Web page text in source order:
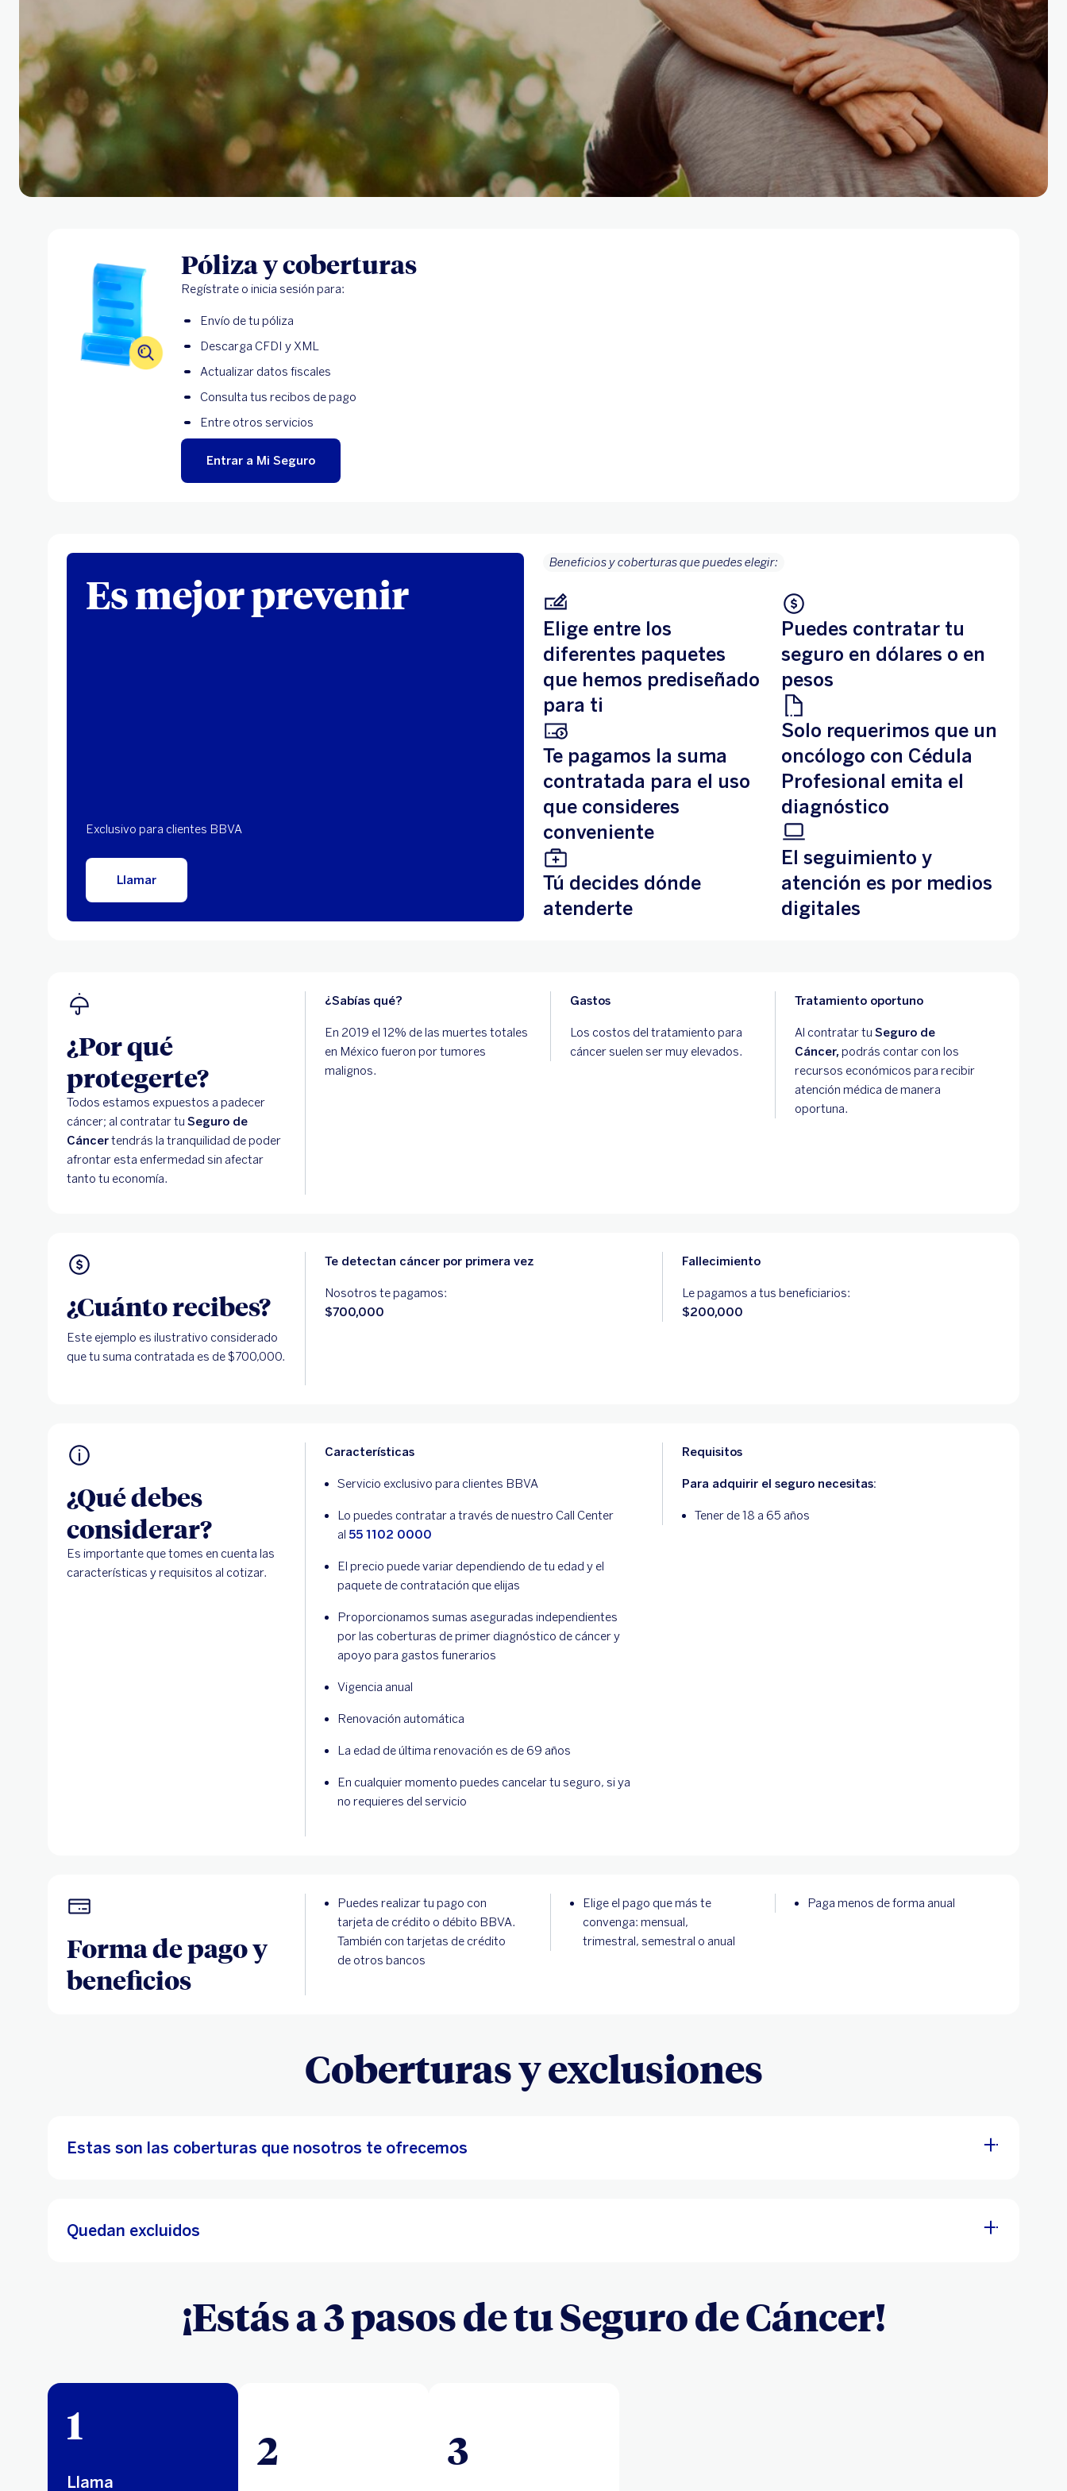
Póliza y coberturas
Regístrate o inicia sesión para:
Envío de tu póliza
Descarga CFDI y XML
Actualizar datos fiscales
Consulta tus recibos de pago
Entre otros servicios
Entrar a Mi Seguro
Es mejor prevenir
Exclusivo para clientes BBVA
Llamar
Beneficios y coberturas que puedes elegir:
Elige entre los
diferentes paquetes
que hemos prediseñado
para ti
Te pagamos la suma
contratada para el uso
que consideres
conveniente
Tú decides dónde
atenderte
Puedes contratar tu
seguro en dólares o en
pesos
Solo requerimos que un
oncólogo con Cédula
Profesional emita el
diagnóstico
El seguimiento y
atención es por medios
digitales
¿Por qué
protegerte?
Todos estamos expuestos a padecer
cáncer; al contratar tu Seguro de
Cáncertendrás la tranquilidad de poder
afrontar esta enfermedad sin afectar
tanto tu economía.
¿Sabías qué?
En 2019 el 12% de las muertes totales
en México fueron por tumores
malignos.
Gastos
Los costos del tratamiento para
cáncer suelen ser muy elevados.
Tratamiento oportuno
Al contratar tuSeguro de
Cáncer,podrás contar con los
recursos económicos para recibir
atención médica de manera
oportuna.
¿Cuánto recibes?
Este ejemplo es ilustrativo considerado
que tu suma contratada es de $700,000.
Te detectan cáncer por primera vez
Nosotros te pagamos:
$700,000
Fallecimiento
Le pagamos a tus beneficiarios:
$200,000
¿Qué debes
considerar?
Es importante que tomes en cuenta las
características y requisitos al cotizar.
Características
Servicio exclusivo para clientes BBVA
Lo puedes contratar a través de nuestro Call Center
al 55 1102 0000
El precio puede variar dependiendo de tu edad y el
paquete de contratación que elijas
Proporcionamos sumas aseguradas independientes
por las coberturas de primer diagnóstico de cáncer y
apoyo para gastos funerarios
Vigencia anual
Renovación automática
La edad de última renovación es de 69 años
En cualquier momento puedes cancelar tu seguro, si ya
no requieres del servicio
Requisitos
Para adquirir el seguro necesitas:
Tener de 18 a 65 años
Forma de pago y
beneficios
Puedes realizar tu pago con
tarjeta de crédito o débito BBVA.
También con tarjetas de crédito
de otros bancos
Elige el pago que más te
convenga: mensual,
trimestral, semestral o anual
Paga menos de forma anual
Coberturas y exclusiones
Estas son las coberturas que nosotros te ofrecemos
Quedan excluidos
¡Estás a 3 pasos de tu Seguro de Cáncer!
1
Llama
2 3